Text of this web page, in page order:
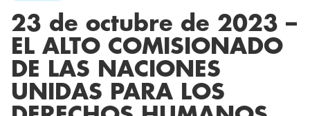
23 de octubre de 2023 –
EL ALTO COMISIONADO
DE LAS NACIONES
UNIDAS PARA LOS